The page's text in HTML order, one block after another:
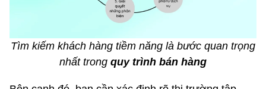
Tìm kiếm khách hàng tiềm năng là bước quan trọng
nhất trong quy trình bán hàng